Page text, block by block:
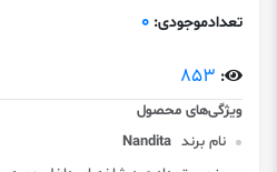
تعدادموجودی: 0
:
853
نام برند Nandita